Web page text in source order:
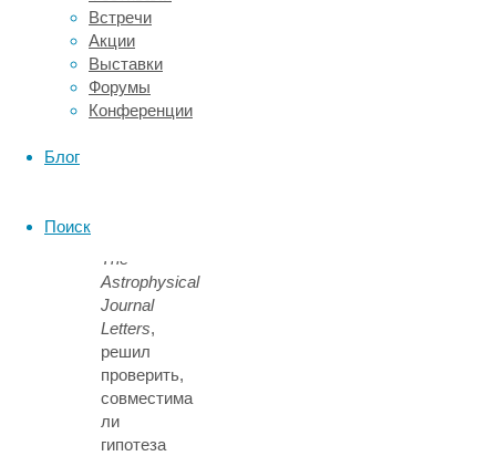
Встречи
Акции
Выставки
Форумы
Конференции
Блог
Поиск
Уордсворт
(Robin
Wordsworth)
автор
новой
The
Astrophysical
Journal
Letters,
решил
проверить,
совместима
ли
гипотеза